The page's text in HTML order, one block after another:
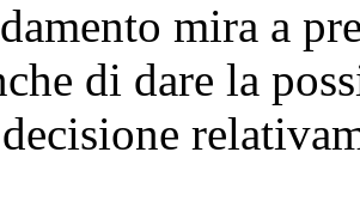
mira a
di dare la